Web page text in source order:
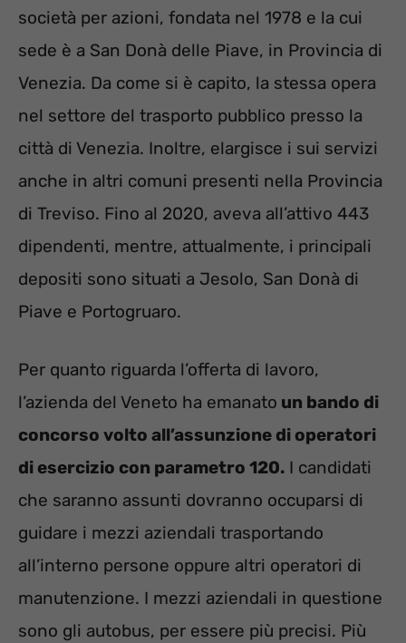
società per azioni, fondata nel 1978 e la cui
sede è a San Donà delle Piave, in Provincia di
Venezia. Da come si è capito, la stessa opera
nel settore del trasporto pubblico presso la
città di Venezia. Inoltre, elargisce i sui servizi
anche in altri comuni presenti nella Provincia
di Treviso. Fino al 2020, aveva all’attivo 443
dipendenti, mentre, attualmente, i principali
depositi sono situati a Jesolo, San Donà di
Piave e Portogruaro.
Per quanto riguarda l’offerta di lavoro,
l’azienda del Veneto ha emanato un bando di
concorso volto all’assunzione di operatori
di esercizio con parametro 120. I candidati
che saranno assunti dovranno occuparsi di
guidare i mezzi aziendali trasportando
all’interno persone oppure altri operatori di
manutenzione. I mezzi aziendali in questione
sono gli autobus, per essere più precisi. Più